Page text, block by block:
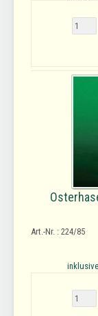
Art.-Nr. : 224/85